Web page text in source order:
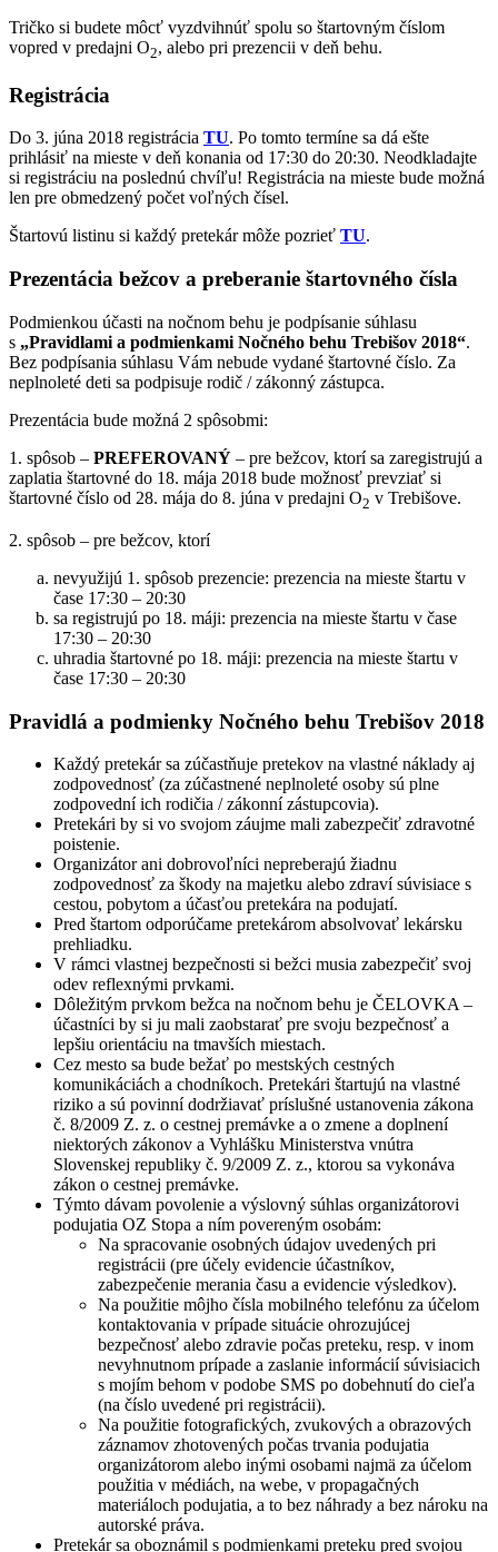
Tričko si budete môcť vyzdvihnúť spolu so štartovným číslom
vopred v predajni O2, alebo pri prezencii v deň behu.
Registrácia
Do 3. júna 2018 registrácia TU. Po tomto termíne sa dá ešte
prihlásiť na mieste v deň konania od 17:30 do 20:30. Neodkladajte
si registráciu na poslednú chvíľu! Registrácia na mieste bude možná
len pre obmedzený počet voľných čísel.
Štartovú listinu si každý pretekár môže pozrieť TU.
Prezentácia bežcov a preberanie štartovného čísla
Podmienkou účasti na nočnom behu je podpísanie súhlasu
s „Pravidlami a podmienkami Nočného behu Trebišov 2018“.
Bez podpísania súhlasu Vám nebude vydané štartovné číslo. Za
neplnoleté deti sa podpisuje rodič / zákonný zástupca.
Prezentácia bude možná 2 spôsobmi:
1. spôsob – PREFEROVANÝ – pre bežcov, ktorí sa zaregistrujú a
zaplatia štartovné do 18. mája 2018 bude možnosť prevziať si
štartovné číslo od 28. mája do 8. júna v predajni O2 v Trebišove.
2. spôsob – pre bežcov, ktorí
nevyužijú 1. spôsob prezencie: prezencia na mieste štartu v
čase 17:30 – 20:30
sa registrujú po 18. máji: prezencia na mieste štartu v čase
17:30 – 20:30
uhradia štartovné po 18. máji: prezencia na mieste štartu v
čase 17:30 – 20:30
Pravidlá a podmienky Nočného behu Trebišov 2018
Každý pretekár sa zúčastňuje pretekov na vlastné náklady aj
zodpovednosť (za zúčastnené neplnoleté osoby sú plne
zodpovední ich rodičia / zákonní zástupcovia).
Pretekári by si vo svojom záujme mali zabezpečiť zdravotné
poistenie.
Organizátor ani dobrovoľníci nepreberajú žiadnu
zodpovednosť za škody na majetku alebo zdraví súvisiace s
cestou, pobytom a účasťou pretekára na podujatí.
Pred štartom odporúčame pretekárom absolvovať lekársku
prehliadku.
V rámci vlastnej bezpečnosti si bežci musia zabezpečiť svoj
odev reflexnými prvkami.
Dôležitým prvkom bežca na nočnom behu je ČELOVKA –
účastníci by si ju mali zaobstarať pre svoju bezpečnosť a
lepšiu orientáciu na tmavších miestach.
Cez mesto sa bude bežať po mestských cestných
komunikáciách a chodníkoch. Pretekári štartujú na vlastné
riziko a sú povinní dodržiavať príslušné ustanovenia zákona
č. 8/2009 Z. z. o cestnej premávke a o zmene a doplnení
niektorých zákonov a Vyhlášku Ministerstva vnútra
Slovenskej republiky č. 9/2009 Z. z., ktorou sa vykonáva
zákon o cestnej premávke.
Týmto dávam povolenie a výslovný súhlas organizátorovi
podujatia OZ Stopa a ním povereným osobám:
Na spracovanie osobných údajov uvedených pri
registrácii (pre účely evidencie účastníkov,
zabezpečenie merania času a evidencie výsledkov).
Na použitie môjho čísla mobilného telefónu za účelom
kontaktovania v prípade situácie ohrozujúcej
bezpečnosť alebo zdravie počas preteku, resp. v inom
nevyhnutnom prípade a zaslanie informácií súvisiacich
s mojím behom v podobe SMS po dobehnutí do cieľa
(na číslo uvedené pri registrácii).
Na použitie fotografických, zvukových a obrazových
záznamov zhotovených počas trvania podujatia
organizátorom alebo inými osobami najmä za účelom
použitia v médiách, na webe, v propagačných
materiáloch podujatia, a to bez náhrady a bez nároku na
autorské práva.
Pretekár sa oboznámil s podmienkami preteku pred svojou